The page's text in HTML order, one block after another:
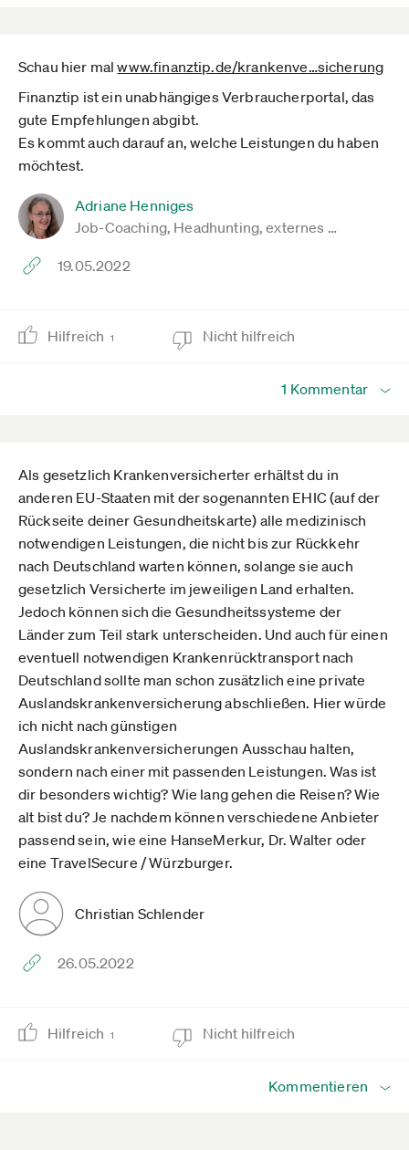
Schau hier malwww.finanztip.de­/krankenve­…sicherung
Finanztip ist ein unabhängiges Verbraucherportal, das
gute Empfehlungen abgibt.
Es kommt auch darauf an, welche Leistungen du haben
möchtest.
Adriane Henniges
Job-Coaching, Headhunting, externes …
19.05.2022
Hilfreich 1 Nicht hilfreich
1 Kommentar
Als gesetzlich Krankenversicherter erhältst du in
anderen EU-Staaten mit der sogenannten EHIC (auf der
Rückseite deiner Gesundheitskarte) alle medizinisch
notwendigen Leistungen, die nicht bis zur Rückkehr
nach Deutschland warten können, solange sie auch
gesetzlich Versicherte im jeweiligen Land erhalten.
Jedoch können sich die Gesundheitssysteme der
Länder zum Teil stark unterscheiden. Und auch für einen
eventuell notwendigen Krankenrücktransport nach
Deutschland sollte man schon zusätzlich eine private
Auslandskrankenversicherung abschließen. Hier würde
ich nicht nach günstigen
Auslandskrankenversicherungen Ausschau halten,
sondern nach einer mit passenden Leistungen. Was ist
dir besonders wichtig? Wie lang gehen die Reisen? Wie
alt bist du? Je nachdem können verschiedene Anbieter
passend sein, wie eine HanseMerkur, Dr. Walter oder
eine TravelSecure / Würzburger.
Christian Schlender
26.05.2022
Hilfreich 1 Nicht hilfreich
Kommentieren